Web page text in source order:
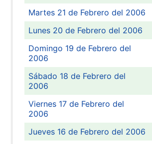
Martes 21 de Febrero del 2006
Lunes 20 de Febrero del 2006
Domingo 19 de Febrero del
2006
Sábado 18 de Febrero del
2006
Viernes 17 de Febrero del
2006
Jueves 16 de Febrero del 2006